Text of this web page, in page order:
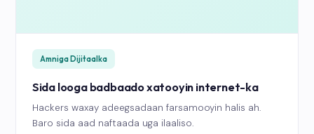
Amniga Dijitaalka
Sida looga badbaado xatooyin internet-ka
Hackers waxay adeegsadaan farsamooyin halis ah.
Baro sida aad naftaada uga ilaaliso.